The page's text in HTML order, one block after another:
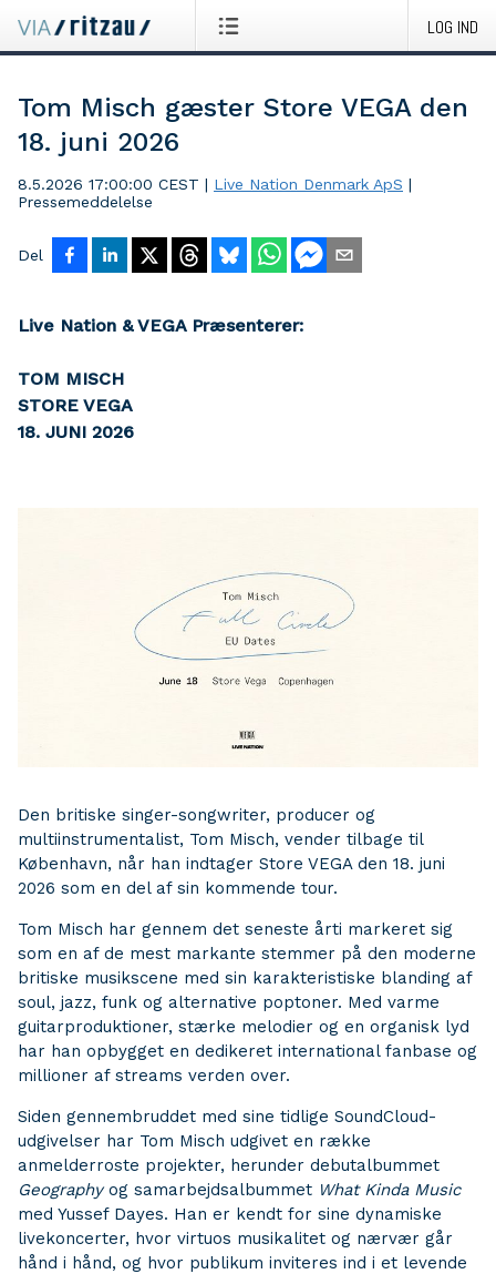
LOG IND
Tom Misch gæster Store VEGA den
18. juni 2026
8.5.2026 17:00:00 CEST | Live Nation Denmark ApS |
Pressemeddelelse
Del
Live Nation & VEGA Præsenterer:
TOM MISCH
STORE VEGA
18. JUNI 2026
Den britiske singer-songwriter, producer og
multiinstrumentalist, Tom Misch, vender tilbage til
København, når han indtager Store VEGA den 18. juni
2026 som en del af sin kommende tour.
Tom Misch har gennem det seneste årti markeret sig
som en af de mest markante stemmer på den moderne
britiske musikscene med sin karakteristiske blanding af
soul, jazz, funk og alternative poptoner. Med varme
guitarproduktioner, stærke melodier og en organisk lyd
har han opbygget en dedikeret international fanbase og
millioner af streams verden over.
Siden gennembruddet med sine tidlige SoundCloud-
udgivelser har Tom Misch udgivet en række
anmelderroste projekter, herunder debutalbummet
Geographyog samarbejdsalbummet What Kinda Music
med Yussef Dayes. Han er kendt for sine dynamiske
livekoncerter, hvor virtuos musikalitet og nærvær går
hånd i hånd, og hvor publikum inviteres ind i et levende